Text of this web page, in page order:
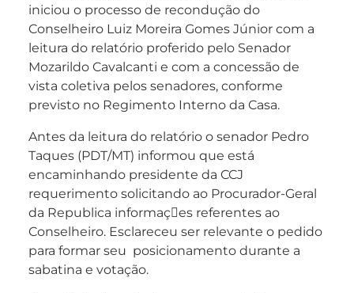
iniciou o processo de recondução do
Conselheiro Luiz Moreira Gomes Júnior com a
leitura do relatório proferido pelo Senador
Mozarildo Cavalcanti e com a concessão de
vista coletiva pelos senadores, conforme
previsto no Regimento Interno da Casa.
Antes da leitura do relatório o senador Pedro
Taques (PDT/MT) informou que está
encaminhando presidente da CCJ
requerimento solicitando ao Procurador-Geral
da Republica informaçes referentes ao
Conselheiro. Esclareceu ser relevante o pedido
para formar seu posicionamento durante a
sabatina e votação.